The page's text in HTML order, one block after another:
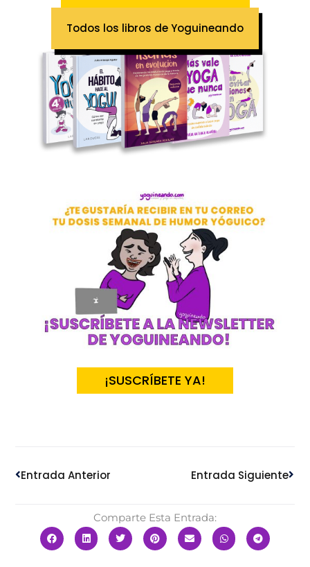
Todos los libros de Yoguineando
¡SUSCRÍBETE YA!
Entrada Anterior Entrada Siguiente
Comparte Esta Entrada: